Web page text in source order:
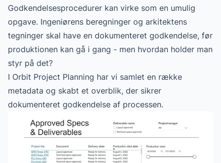
Godkendelsesprocedurer kan virke som en umulig
opgave. Ingeniørens beregninger og arkitektens
tegninger skal have en dokumenteret godkendelse, før
produktionen kan gå i gang - men hvordan holder man
styr på det?
I Orbit Project Planning har vi samlet en række
metadata og skabt et overblik, der sikrer
dokumenteret godkendelse af processen.